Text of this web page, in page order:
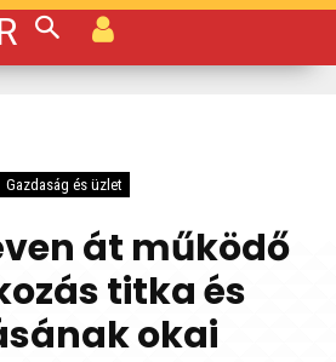
Gazdaság és üzlet
át működő
titka és
okai